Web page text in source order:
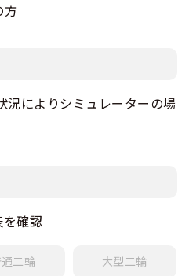
方
によりシミュレーターの場
確認
二輪 大型二輪